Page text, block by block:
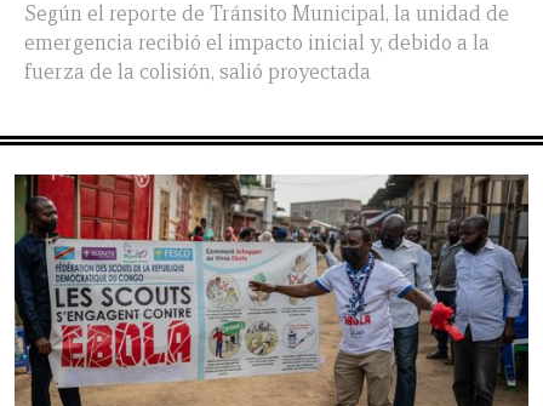
Según el reporte de Tránsito Municipal, la unidad de
emergencia recibió el impacto inicial y, debido a la
fuerza de la colisión, salió proyectada